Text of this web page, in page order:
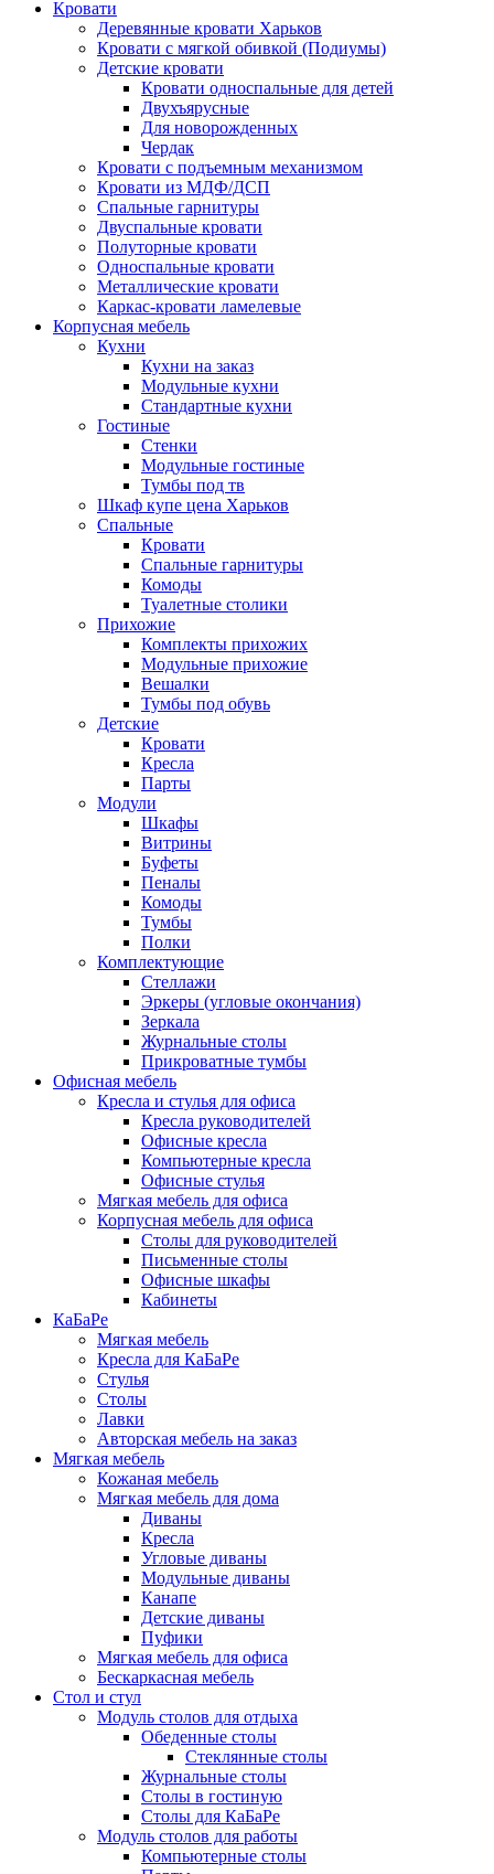
Кровати
Деревянные кровати Харьков
Кровати с мягкой обивкой (Подиумы)
Детские кровати
Кровати односпальные для детей
Двухъярусные
Для новорожденных
Чердак
Кровати с подъемным механизмом
Кровати из МДФ/ДСП
Спальные гарнитуры
Двуспальные кровати
Полуторные кровати
Односпальные кровати
Металлические кровати
Каркас-кровати ламелевые
Корпусная мебель
Кухни
Кухни на заказ
Модульные кухни
Стандартные кухни
Гостиные
Стенки
Модульные гостиные
Тумбы под тв
Шкаф купе цена Харьков
Спальные
Кровати
Спальные гарнитуры
Комоды
Туалетные столики
Прихожие
Комплекты прихожих
Модульные прихожие
Вешалки
Тумбы под обувь
Детские
Кровати
Кресла
Парты
Модули
Шкафы
Витрины
Буфеты
Пеналы
Комоды
Тумбы
Полки
Комплектующие
Стеллажи
Эркеры (угловые окончания)
Зеркала
Журнальные столы
Прикроватные тумбы
Офисная мебель
Кресла и стулья для офиса
Кресла руководителей
Офисные кресла
Компьютерные кресла
Офисные стулья
Мягкая мебель для офиса
Корпусная мебель для офиса
Столы для руководителей
Письменные столы
Офисные шкафы
Кабинеты
КаБаРе
Мягкая мебель
Кресла для КаБаРе
Стулья
Столы
Лавки
Авторская мебель на заказ
Мягкая мебель
Кожаная мебель
Мягкая мебель для дома
Диваны
Кресла
Угловые диваны
Модульные диваны
Канапе
Детские диваны
Пуфики
Мягкая мебель для офиса
Бескаркасная мебель
Стол и стул
Модуль столов для отдыха
Обеденные столы
Стеклянные столы
Журнальные столы
Столы в гостиную
Столы для КаБаРе
Модуль столов для работы
Компьютерные столы